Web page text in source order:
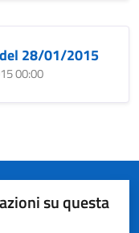
del 28/01/2015
00:00
su questa